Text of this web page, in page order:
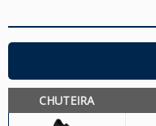
CHUTEIRA